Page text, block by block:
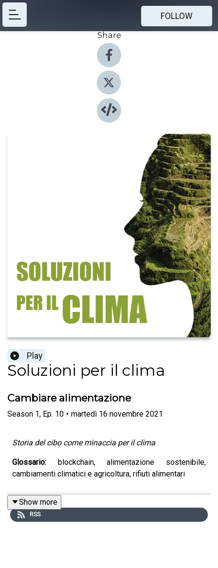
FOLLOW
Share
Play
Soluzioni per il clima
Cambiare alimentazione
Season 1, Ep. 10 • martedì 16 novembre 2021
Storia del cibo come minaccia per il clima
Glossario: blockchain, alimentazione sostenibile,
cambiamenti climatici e agricoltura, rifiuti alimentari
Show more
RSS